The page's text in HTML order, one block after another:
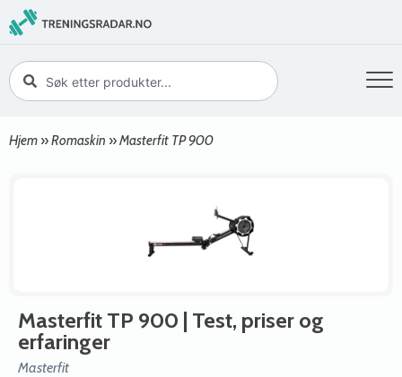
Hjem »Romaskin »Masterfit TP 900
Masterfit TP 900 | Test, priser og
erfaringer
Masterfit